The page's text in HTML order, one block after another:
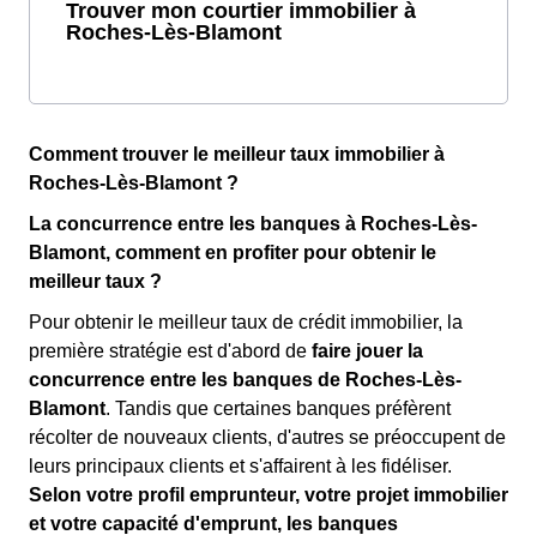
Trouver mon courtier immobilier à
Roches-Lès-Blamont
Comment trouver le meilleur taux immobilier à
Roches-Lès-Blamont ?
La concurrence entre les banques à Roches-Lès-
Blamont, comment en profiter pour obtenir le
meilleur taux ?
Pour obtenir le meilleur taux de crédit immobilier, la
première stratégie est d'abord de faire jouer la
concurrence entre les banques de Roches-Lès-
Blamont. Tandis que certaines banques préfèrent
récolter de nouveaux clients, d'autres se préoccupent de
leurs principaux clients et s'affairent à les fidéliser.
Selon votre profil emprunteur, votre projet immobilier
et votre capacité d'emprunt, les banques